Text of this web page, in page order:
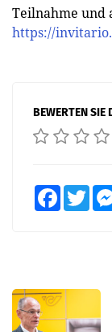
Teilnahme und
https://
BEWERTEN SIE
Facebook